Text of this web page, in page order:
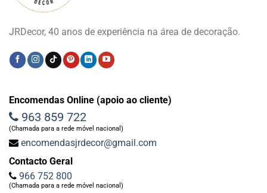
JRDecor, 40 anos de experiência na área de decoração.
Encomendas Online (apoio ao cliente)
963 859 722
(Chamada para a rede móvel nacional)
encomendasjrdecor@gmail.com
Contacto Geral
966 752 800
(Chamada para a rede móvel nacional)